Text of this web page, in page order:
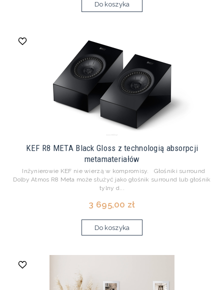
Do koszyka
KEF R8 META Black Gloss z technologią absorpcji
metamateriałów
Inżynierowie KEF nie wierzą w kompromisy. Głośniki surround
Dolby Atmos R8 Meta może służyć jako głośnik surround lub głośnik
tylny d...
3 695,00 zł
Do koszyka